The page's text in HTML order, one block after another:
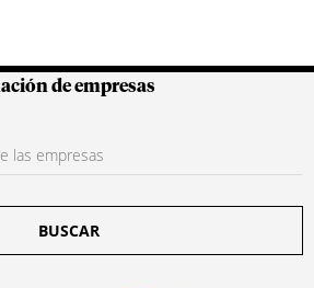
Colombianas
de empresas
BUSCAR